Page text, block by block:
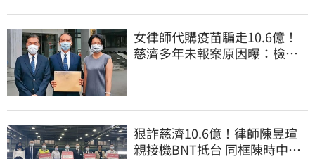
女律師代購疫苗騙走10.6億！
慈濟多年未報案原因曝：檢警
狠詐慈濟10.6億！律師陳昱瑄
親接機BNT抵台 同框陳時中、